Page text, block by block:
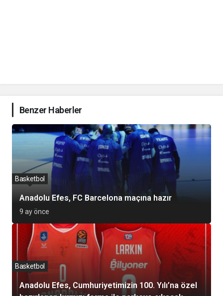
Benzer Haberler
Anadolu Efes, FC Barcelona maçına hazır
Basketbol
9 ay önce
Anadolu Efes, Cumhuriyetimizin 100. Yılı’na özel
Basketbol